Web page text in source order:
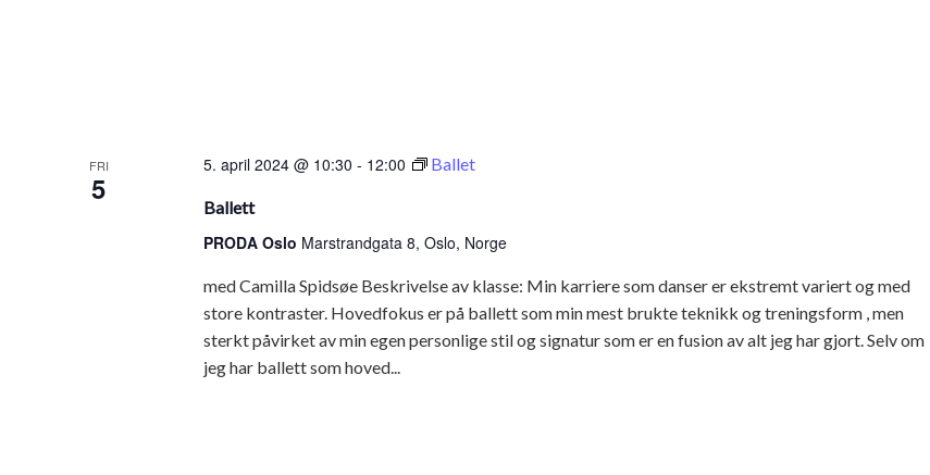
FRI
5
5. april 2024 @ 10:30 - 12:00 Ballet
Ballett
PRODA Oslo Marstrandgata 8, Oslo, Norge
med Camilla Spidsøe Beskrivelse av klasse: Min karriere som danser er ekstremt variert og med
store kontraster. Hovedfokus er på ballett som min mest brukte teknikk og treningsform , men
sterkt påvirket av min egen personlige stil og signatur som er en fusion av alt jeg har gjort. Selv om
jeg har ballett som hoved...